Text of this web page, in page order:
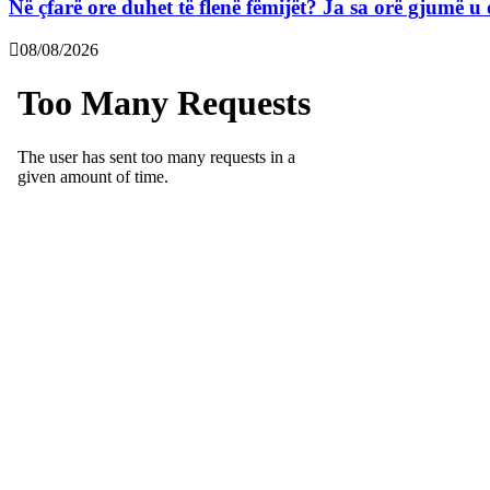
Në çfarë ore duhet të flenë fëmijët? Ja sa orë gjumë u
08/08/2026